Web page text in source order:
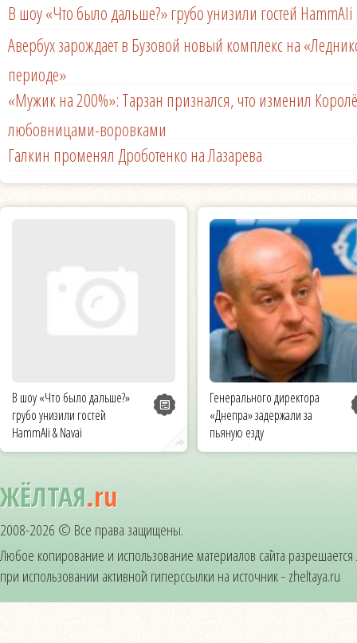
В шоу «Что было дальше?» грубо унизили гостей HammAli
Авербух зарождает в Бузовой новый комплекс на
периоде»
«Мужик на 200%»: Тарзан признался, что изменил
любовницами-воровками
Галкин променял Дроботенко на Лазарева
В шоу «Что было дальше?»
грубо унизили гостей
HammAli & Navai
Генерального директора
«Днепра» задержали за
пьяную езду
ЖЁЛТАЯ.ru
2008-2026 © Все права защищены.
Любое копирование и использование материалов сайта
при использовании активной гиперссылки на источник - zheltaya.ru